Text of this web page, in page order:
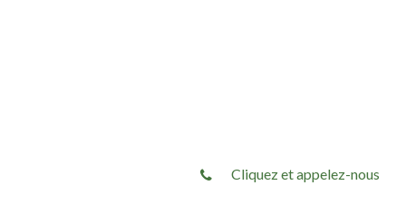
Cliquez et appelez-nous